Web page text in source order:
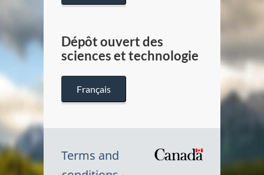
Dépôt ouvert des
sciences et technologie
Français
Terms and